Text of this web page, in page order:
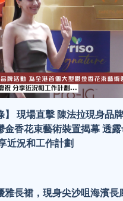
】 現場直擊 陳法拉現身品
金香花束藝術裝置揭幕 透
近況和工作計劃
雅長裙，現身尖沙咀海濱長